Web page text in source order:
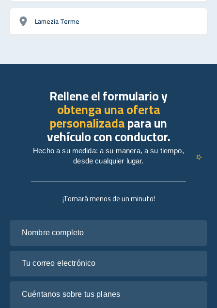
Lamezia Terme
¡Tomará menos de un minuto!
Rellene el formulario y
obtenga una oferta
personalizadapara un
vehículo con conductor.
Hecho a su medida: a su manera, a su tiempo,
desde cualquier lugar.